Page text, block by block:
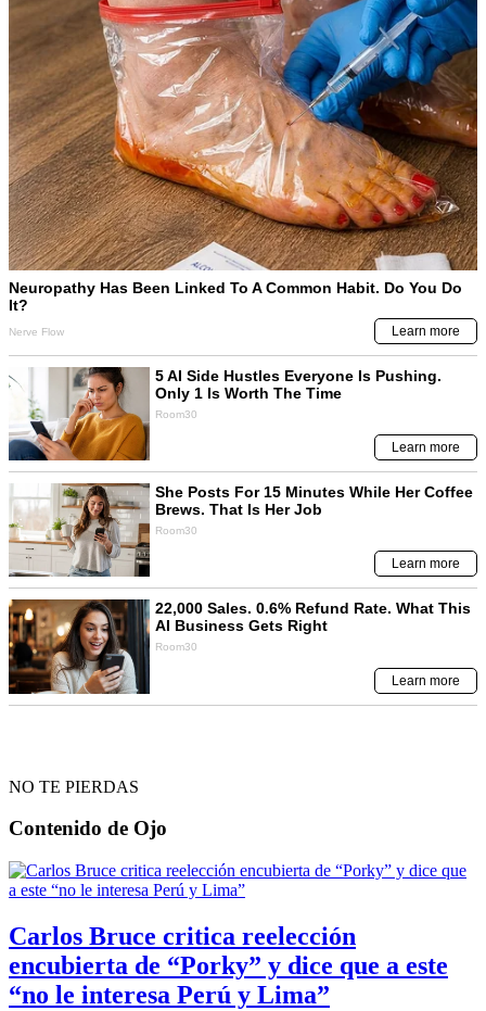
NO TE PIERDAS
Contenido de Ojo
Carlos Bruce critica reelección
encubierta de “Porky” y dice que a este
“no le interesa Perú y Lima”